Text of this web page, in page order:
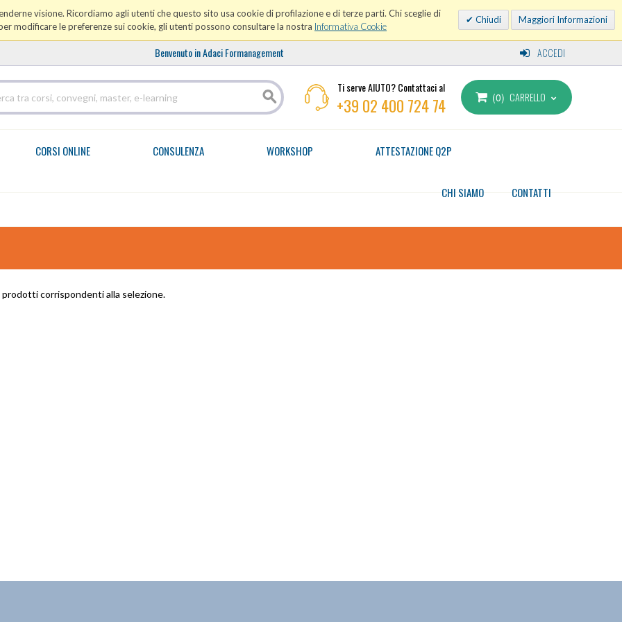
visione. Ricordiamo agli utenti che questo sito usa cookie di profilazione e di terze parti. Chi sceglie di
modificare le preferenze sui cookie, gli utenti possono consultare la nostra Informativa Cookie
Chiudi Maggiori Informazioni
Benvenuto in Adaci Formanagement ACCEDI
Ti serve AIUTO? Contattaci al
+39 02 400 724 74 0 CARRELLO
CORSI ONLINE CONSULENZA WORKSHOP ATTESTAZIONE Q2P
CONTATTI
CHI SIAMO
prodotti corrispondenti alla selezione.